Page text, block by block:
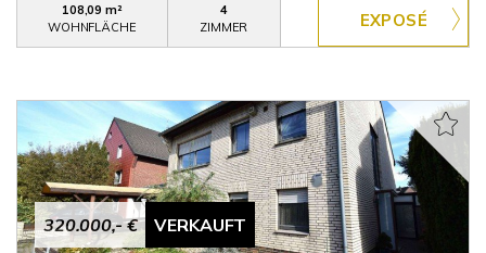
108,09 m²
WOHNFLÄCHE
4
ZIMMER
320.000,- € VERKAUFT